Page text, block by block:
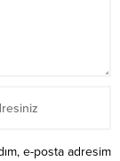
e-posta adresim